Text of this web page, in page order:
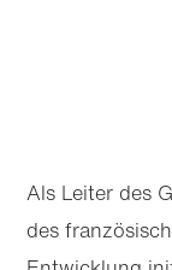
Als Leiter des
des